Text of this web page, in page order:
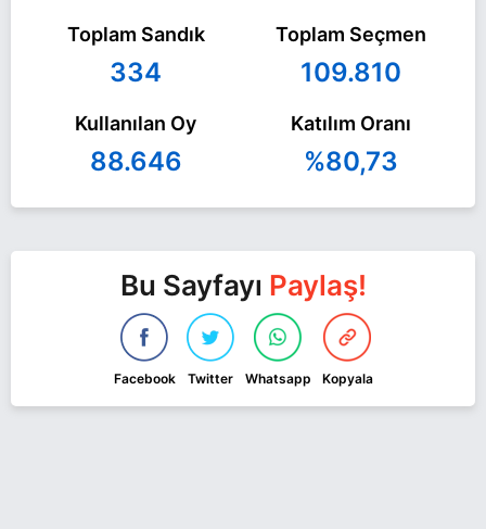
Toplam Sandık
334
Toplam Seçmen
109.810
Kullanılan Oy
88.646
Katılım Oranı
%80,73
Bu Sayfayı Paylaş!
Facebook Twitter Whatsapp Kopyala